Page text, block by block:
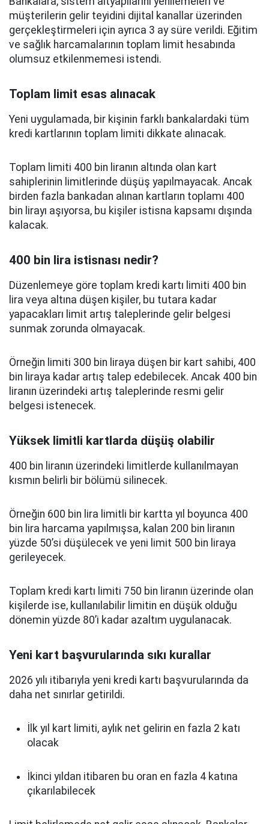
müşterilerin gelir teyidini dijital kanallar üzerinden
gerçekleştirmeleri için ayrıca 3 ay süre verildi. Eğitim
ve sağlık harcamalarının toplam limit hesabında
olumsuz etkilenmemesi istendi.
Toplam limit esas alınacak
Yeni uygulamada, bir kişinin farklı bankalardaki tüm
kredi kartlarının toplam limiti dikkate alınacak.
Toplam limiti 400 bin liranın altında olan kart
sahiplerinin limitlerinde düşüş yapılmayacak. Ancak
birden fazla bankadan alınan kartların toplamı 400
bin lirayı aşıyorsa, bu kişiler istisna kapsamı dışında
kalacak.
400 bin lira istisnası nedir?
Düzenlemeye göre toplam kredi kartı limiti 400 bin
lira veya altına düşen kişiler, bu tutara kadar
yapacakları limit artış taleplerinde gelir belgesi
sunmak zorunda olmayacak.
Örneğin limiti 300 bin liraya düşen bir kart sahibi, 400
bin liraya kadar artış talep edebilecek. Ancak 400 bin
liranın üzerindeki artış taleplerinde resmi gelir
belgesi istenecek.
Yüksek limitli kartlarda düşüş olabilir
400 bin liranın üzerindeki limitlerde kullanılmayan
kısmın belirli bir bölümü silinecek.
Örneğin 600 bin lira limitli bir kartta yıl boyunca 400
bin lira harcama yapılmışsa, kalan 200 bin liranın
yüzde 50’si düşülecek ve yeni limit 500 bin liraya
gerileyecek.
Toplam kredi kartı limiti 750 bin liranın üzerinde olan
kişilerde ise, kullanılabilir limitin en düşük olduğu
dönemin yüzde 80’i kadar azaltım uygulanacak.
Yeni kart başvurularında sıkı kurallar
2026 yılı itibarıyla yeni kredi kartı başvurularında da
daha net sınırlar getirildi.
İlk yıl kart limiti, aylık net gelirin en fazla 2 katı
olacak
İkinci yıldan itibaren bu oran en fazla 4 katına
çıkarılabilecek